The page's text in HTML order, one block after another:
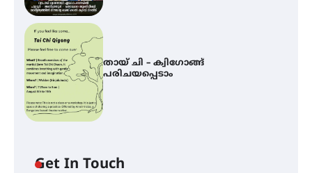
തായ് ചി – ക്വിഗോങ്ങ്
പരിചയപ്പെടാം
Get In Touch